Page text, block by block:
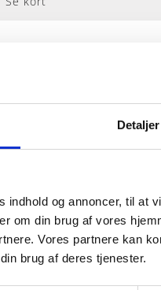
Detaljer
indhold og annoncer, til at
om din brug af vores
Vores partnere kan
brug af deres tjenester.
dig FB